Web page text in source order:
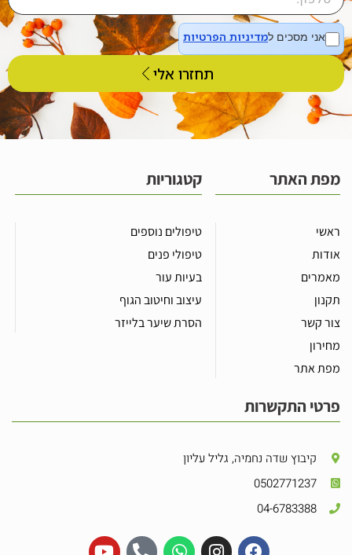
אני מסכים למדיניות הפרטיות
תחזרו אלי
מפת האתר
ראשי
אודות
מאמרים
תקנון
צור קשר
מחירון
מפת אתר
קטגוריות
טיפולים נוספים
טיפולי פנים
בעיות עור
עיצוב וחיטוב הגוף
הסרת שיער בלייזר
פרטי התקשרות
קיבוץ שדה נחמיה, גליל עליון
0502771237
04-6783388